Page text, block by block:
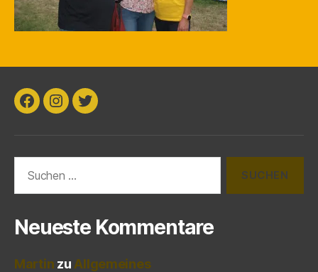
Facebook
Instagram
Twitter
nach:
Neueste Kommentare
Martin zu Allgemeines